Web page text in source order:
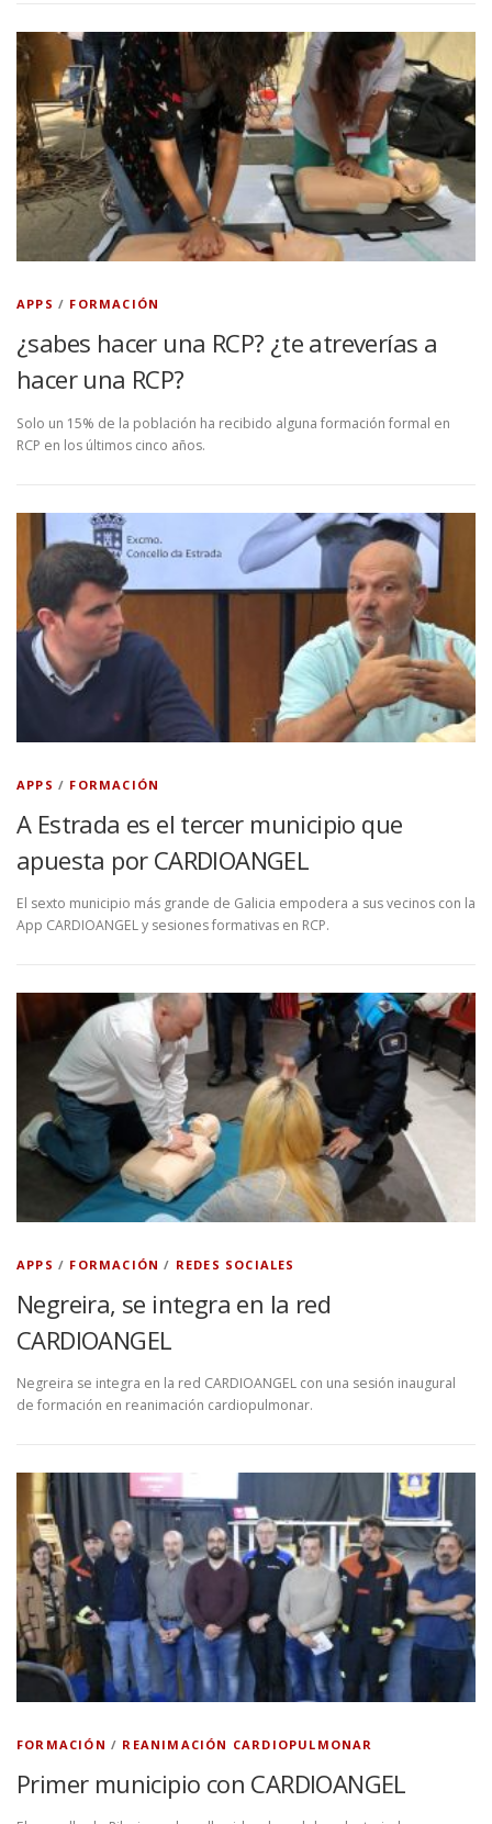
APPS / FORMACIÓN
¿sabes hacer una RCP? ¿te atreverías a
hacer una RCP?
Solo un 15% de la población ha recibido alguna formación formal en
RCP en los últimos cinco años.
APPS / FORMACIÓN
A Estrada es el tercer municipio que
apuesta por CARDIOANGEL
El sexto municipio más grande de Galicia empodera a sus vecinos con la
App CARDIOANGEL y sesiones formativas en RCP.
APPS / FORMACIÓN / REDES SOCIALES
Negreira, se integra en la red
CARDIOANGEL
Negreira se integra en la red CARDIOANGEL con una sesión inaugural
de formación en reanimación cardiopulmonar.
FORMACIÓN / REANIMACIÓN CARDIOPULMONAR
Primer municipio con CARDIOANGEL